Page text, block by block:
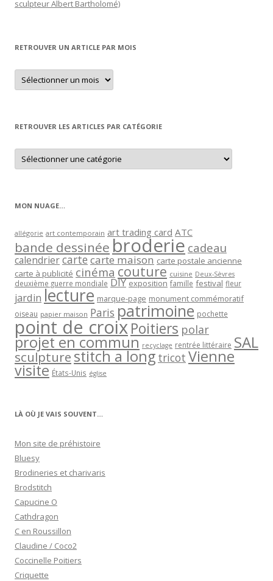
sculpteur Albert Bartholomé)
RETROUVER UN ARTICLE PAR MOIS
Retrouver
un
article
RETROUVER LES ARTICLES PAR CATÉGORIE
Retrouver
les
articles
MON NUAGE…
allégorie art contemporain art trading card ATC
bande dessinée broderie cadeau
calendriercartecarte maison carte postale ancienne
carte à publicité cinéma couture cuisine Deux-Sèvres
deuxième guerre mondiale DIY exposition famille festival fleur
jardin lecture marque-page monument commémoratif
oiseau papier maison Paris patrimoine pochette
point de croixPoitiers polar
projet en commun recyclage rentrée littéraire SAL
sculpturestitch a long tricot Vienne
visite États-Unis église
LÀ OÙ JE VAIS SOUVENT…
Mon site de préhistoire
Bluesy
Brodineries et charivaris
Brodstitch
Capucine O
Cathdragon
C en Roussillon
Claudine / Coco2
Coccinelle Poitiers
Criquette